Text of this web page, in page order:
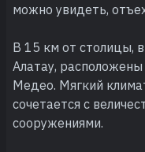
можно увидеть,
В 15 км от столицы,
Алатау,
Медео. Мягкий
сочетается с
сооружениями.